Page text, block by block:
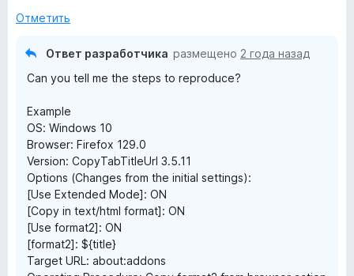
4
н
Отметить
Ответ разработчика размещено 2 года назад
Can you tell me the steps to reproduce?
Example
OS: Windows 10
Browser: Firefox 129.0
Version: CopyTabTitleUrl 3.5.11
Options (Changes from the initial settings):
[Use Extended Mode]: ON
[Copy in text/html format]: ON
[Use format2]: ON
[format2]: ${title}
Target URL: about:addons